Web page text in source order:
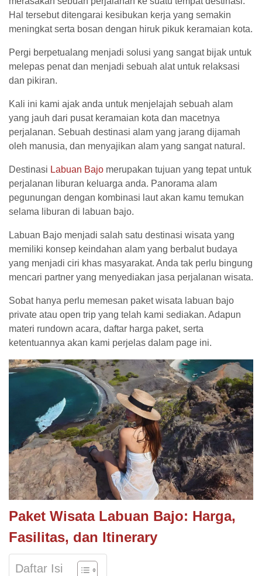
Hal tersebut ditengarai kesibukan kerja yang semakin
meningkat serta bosan dengan hiruk pikuk keramaian kota.
Pergi berpetualang menjadi solusi yang sangat bijak untuk
melepas penat dan menjadi sebuah alat untuk relaksasi
dan pikiran.
Kali ini kami ajak anda untuk menjelajah sebuah alam
yang jauh dari pusat keramaian kota dan macetnya
perjalanan. Sebuah destinasi alam yang jarang dijamah
oleh manusia, dan menyajikan alam yang sangat natural.
Destinasi Labuan Bajo merupakan tujuan yang tepat untuk
perjalanan liburan keluarga anda. Panorama alam
pegunungan dengan kombinasi laut akan kamu temukan
selama liburan di labuan bajo.
Labuan Bajo menjadi salah satu destinasi wisata yang
memiliki konsep keindahan alam yang berbalut budaya
yang menjadi ciri khas masyarakat. Anda tak perlu bingung
mencari partner yang menyediakan jasa perjalanan wisata.
Sobat hanya perlu memesan paket wisata labuan bajo
private atau open trip yang telah kami sediakan. Adapun
materi rundown acara, daftar harga paket, serta
ketentuannya akan kami perjelas dalam page ini.
Paket Wisata Labuan Bajo: Harga,
Fasilitas, dan Itinerary
Daftar Isi